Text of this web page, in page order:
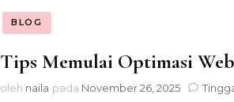
BLOG
Tips Memulai Optimasi
oleh naila pada November 26, 2025